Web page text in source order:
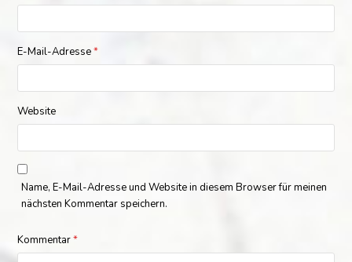
E-Mail-Adresse*
Website
Name, E-Mail-Adresse und Website in diesem Browser für meinen
nächsten Kommentar speichern.
Kommentar*